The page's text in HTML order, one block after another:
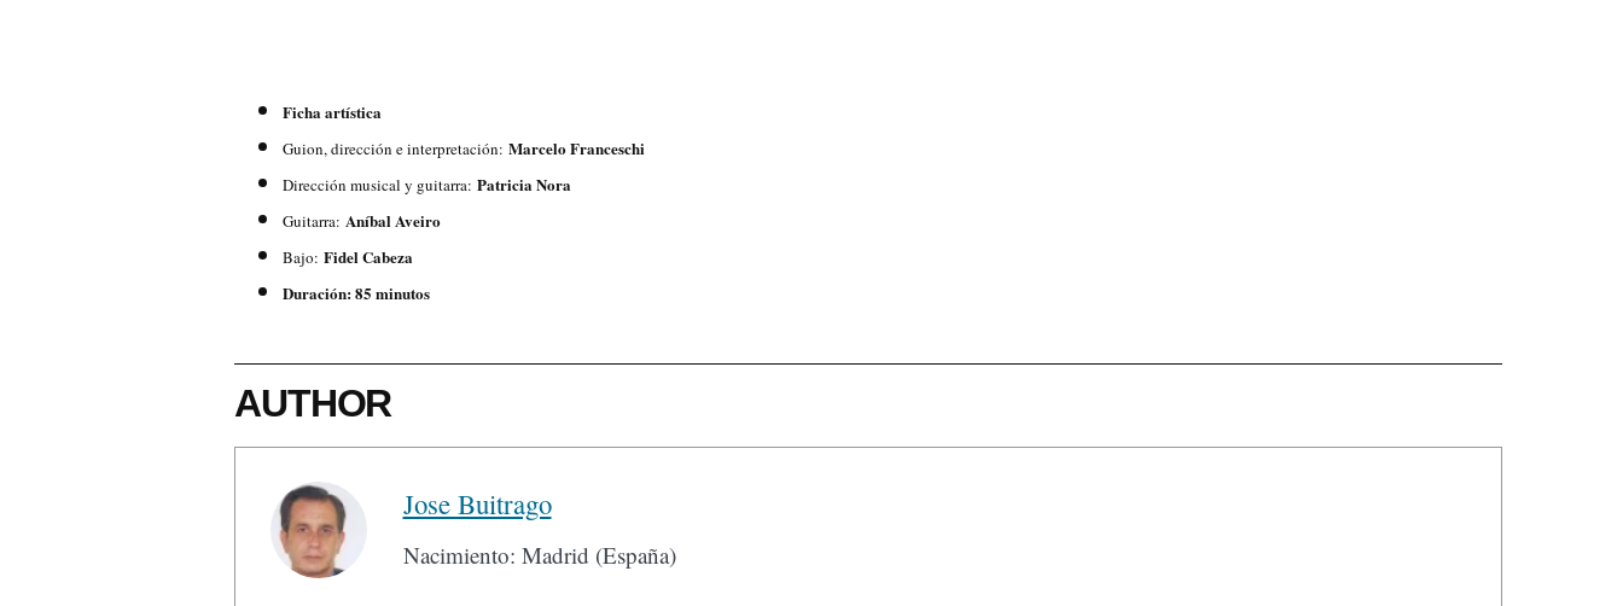
Ficha artística
Guion, dirección e interpretación: Marcelo Franceschi
Dirección musical y guitarra: Patricia Nora
Guitarra: Aníbal Aveiro
Bajo: Fidel Cabeza
Duración: 85 minutos
AUTHOR
Jose Buitrago
Nacimiento: Madrid (España)